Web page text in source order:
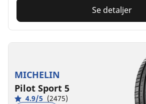
Se detaljer
MICHELIN
Pilot Sport 5
4.9/5 (2475)